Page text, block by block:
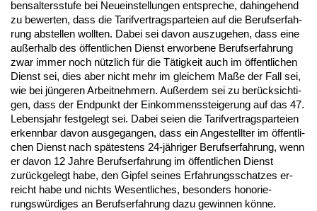
bens­al­ters­stu­fe bei Neu­ein­stel­lun­gen ent­spre­che, da­hin­ge­hend
zu be­wer­ten, dass die Ta­rif­ver­trags­par­tei­en auf die Be­rufs­er­fah­
rung ab­stel­len woll­ten. Da­bei sei da­von aus­zu­ge­hen, dass ei­ne
außer­halb des öffent­li­chen Dienst er­wor­be­ne Be­rufs­er­fah­rung
zwar im­mer noch nütz­lich für die Tätig­keit auch im öffent­li­chen
Dienst sei, dies aber nicht mehr im glei­chem Maße der Fall sei,
wie bei jünge­ren Ar­beit­neh­mern. Außer­dem sei zu berück­sich­ti­
gen, dass der End­punkt der Ein­kom­mens­stei­ge­rung auf das 47.
Le­bens­jahr fest­ge­legt sei. Da­bei sei­en die Ta­rif­ver­trags­par­tei­en
er­kenn­bar da­von aus­ge­gan­gen, dass ein An­ge­stell­ter im öffent­li­
chen Dienst nach spätes­tens 24-jähri­ger Be­rufs­er­fah­rung, wenn
er da­von 12 Jah­re Be­rufs­er­fah­rung im öffent­li­chen Dienst
zurück­ge­legt ha­be, den Gip­fel sei­nes Er­fah­rungs­schat­zes er­
reicht ha­be und nichts We­sent­li­ches, be­son­ders ho­no­rie­
rungswürdi­ges an Be­rufs­er­fah­rung da­zu ge­win­nen könne.